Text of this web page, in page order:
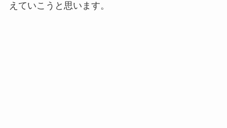
えていこうと思います。